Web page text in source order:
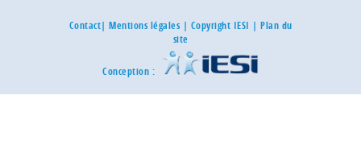
Contact| Mentions légales | Copyright IESI | Plan du
site
Conception :